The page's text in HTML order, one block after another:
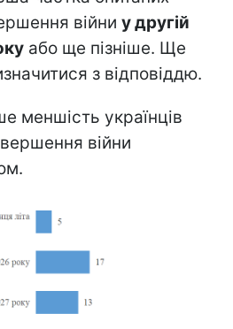
війни у другій
або ще пізніше. Ще
з відповіддю.
меншість українців
війни